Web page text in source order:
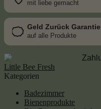
mit liebe gemacht
Geld Zurück Garantie
auf alle Produkte
Little Bee Fresh
Kategorien
Badezimmer
Bienenprodukte